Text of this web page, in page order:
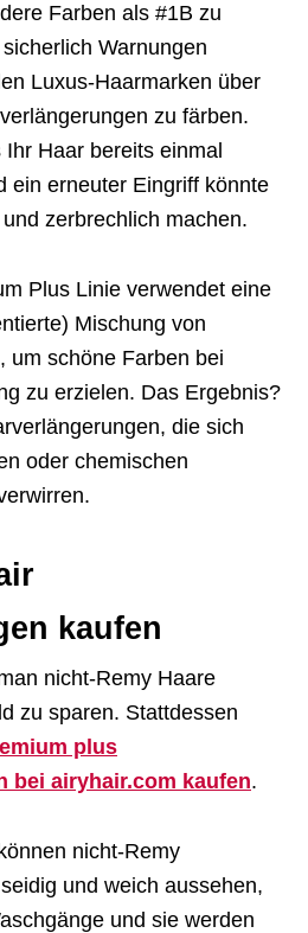
Farben als #1B zu
Warnungen
Luxus-Haarmarken über
zu färben.
Haar bereits einmal
ein erneuter Eingriff könnte
zerbrechlich machen.
Plus Linie verwendet eine
Mischung von
um schöne Farben bei
zu erzielen. Das Ergebnis?
die sich
oder chemischen
kaufen
nicht-Remy Haare
zu sparen. Stattdessen
plus
bei airyhair.com kaufen.
nicht-Remy
und weich aussehen,
und sie werden